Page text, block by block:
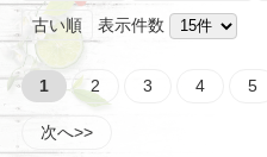
古い順 表示件数
1 2 3 4 5
次へ>>